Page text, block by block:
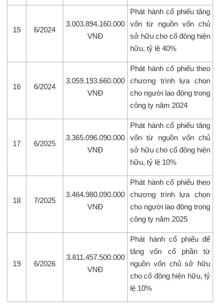
15 6/2024
3.003.894.160.000
VNĐ
Phát hành cổ phiếu tăng
vốn từ nguồn vốn chủ
sở hữu cho cổ đông hiện
hữu, tỷ lệ 40%
16 6/2024
3.059.193.660.000
VNĐ
Phát hành cổ phiếu theo
chương trình lựa chọn
cho người lao động trong
công ty năm 2024
17 6/2025
3.365.096.090.000
VNĐ
Phát hành cổ phiếu tăng
vốn từ nguồn vốn chủ
sở hữu cho cổ đông hiện
hữu, tỷ lệ 10%
18 7/2025
3.464.980.090.000
VNĐ
Phát hành cổ phiếu theo
chương trình lựa chọn
cho người lao động trong
công ty năm 2025
19 6/2026
3.811.457.500.000
VNĐ
Phát hành cổ phiếu để
tăng vốn cổ phần từ
nguồn vốn chủ sở hữu
cho cổ đông hiện hữu, tỷ
lệ 10%